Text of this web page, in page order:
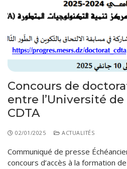
Classes
Programmes
Formations
Imprimés des
Concours de
entre l’Université de
CDTA
02/01/2025 ACTUALITÉS
Communiqué de presse
concours d’accès à la formation